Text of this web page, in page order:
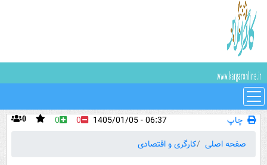
چاپ 0 0 0
06:37 - 1405/01/05
صفحه اصلی
کارگری و اقتصادی